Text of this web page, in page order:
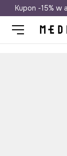
Kupon -15% w